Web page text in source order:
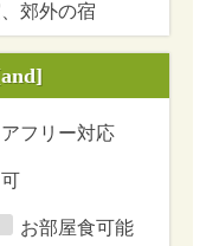
郊外の宿
フリー対応
お部屋食可能